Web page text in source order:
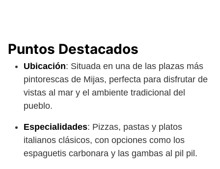
Puntos Destacados
Ubicación: Situada en una de las plazas más
pintorescas de Mijas, perfecta para disfrutar de
vistas al mar y el ambiente tradicional del
pueblo.
Especialidades: Pizzas, pastas y platos
italianos clásicos, con opciones como los
espaguetis carbonara y las gambas al pil pil.